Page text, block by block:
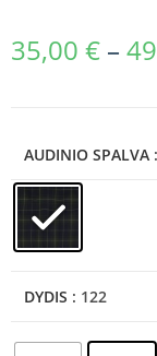
35,00 € –
AUDINIO SPALVA
DYDIS : 122